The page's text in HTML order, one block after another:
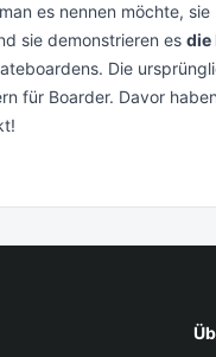
es nennen möchte,
sie demonstrieren esdie
Die
für Boarder. Davor